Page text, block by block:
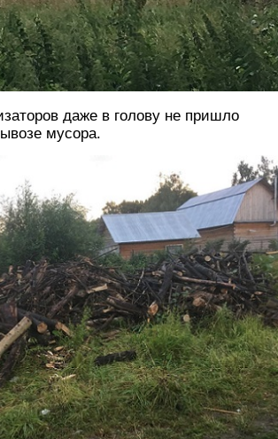
даже в голову не пришло
мусора.